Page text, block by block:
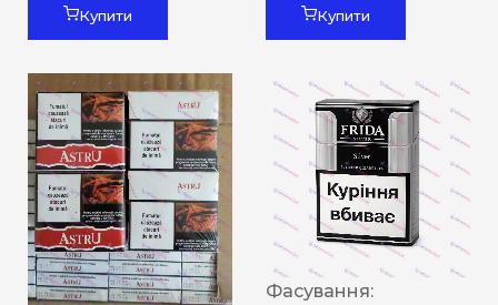
Купити Купити
Фасування: